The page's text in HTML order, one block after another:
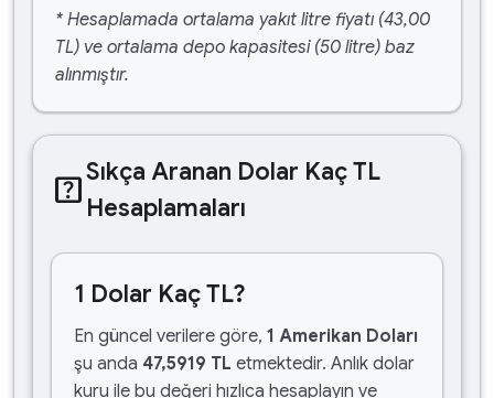
* Hesaplamada ortalama yakıt litre fiyatı (43,00
TL) ve ortalama depo kapasitesi (50 litre) baz
alınmıştır.
help_centerSıkça Aranan Dolar Kaç TL
Hesaplamaları
1 Dolar Kaç TL?
En güncel verilere göre, 1 Amerikan Doları
şu anda 47,5919 TL etmektedir. Anlık dolar
kuru ile bu değeri hızlıca hesaplayın ve